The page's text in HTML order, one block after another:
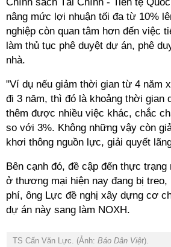
nâng mức lợi nhuận tối đa từ 10%
nghiệp còn quan tâm hơn đến việc
làm thủ tục phê duyệt dự án, phê
"Ví dụ nếu giảm thời gian từ 4 năm
đi 3 năm, thì đó là khoảng thời gian
thêm được nhiều việc khác, chắc
so với 3%. Không những vậy còn
khơi thông nguồn lực, giải quyết
Bên cạnh đó, đề cập đến thực trạng
ở thương mại hiện nay đang bị treo,
phí, ông Lực đề nghị xây dựng cơ
dự án này sang làm NOXH.
TS Cấn Văn Lực. (Ảnh: Báo Dân Việt).